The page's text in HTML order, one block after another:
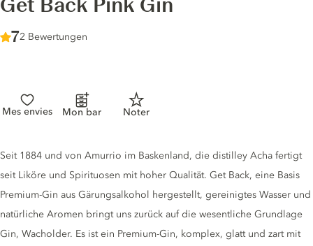
Score :
7/ 10
2 Bewertungen
Mes envies Mon bar Noter
Gin description
Seit 1884 und von Amurrio im Baskenland, die distilley Acha fertigt
seit Liköre und Spirituosen mit hoher Qualität. Get Back, eine Basis
Premium-Gin aus Gärungsalkohol hergestellt, gereinigtes Wasser und
natürliche Aromen bringt uns zurück auf die wesentliche Grundlage
Gin, Wacholder. Es ist ein Premium-Gin, komplex, glatt und zart mit